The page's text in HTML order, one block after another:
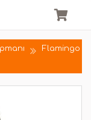
Flamingo